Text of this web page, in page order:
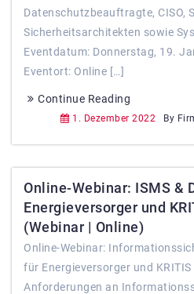
Datenschutzbeauftragte, CISO,
Sicherheitsarchitekten sowie
Eventdatum: Donnerstag, 19.
Eventort: Online […]
Continue Reading
1. Dezember 2022 By
Online-Webinar: ISMS &
Energieversorger und
(Webinar | Online)
Online-Webinar:
für Energieversorger und KRITIS
Anforderungen an